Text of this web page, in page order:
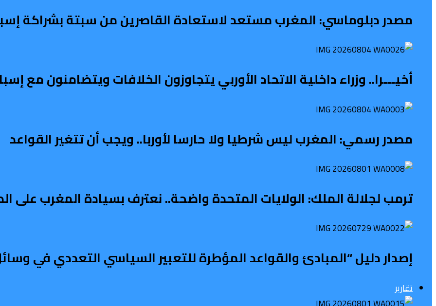
مصدر دبلوماسي: المغرب مستعد لاستعادة القاصرين من سبتة بشراكة
أخيـــرا.. وزراء داخلية الاتحاد الأوربي يتجاوزون الخلافات ويتضامنون مع
مصدر رسمي: المغرب ليس شرطيا ولا حارسا لأوربا.. ويجب أن تتغير القواعد
ترمب لجلالة الملك: الولايات المتحدة واضحة.. نعترف بسيادة المغرب على
إصدار دليل “المبادئ والقواعد المؤطرة للتعبير السياسي التعددي في
تقارير